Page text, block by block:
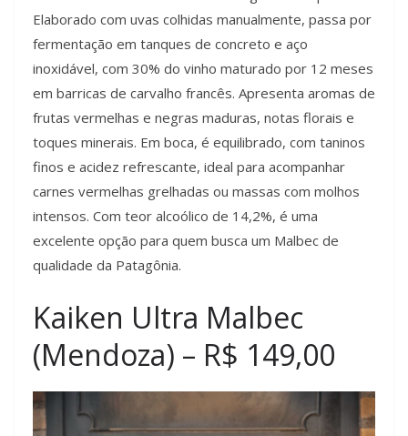
Elaborado com uvas colhidas manualmente, passa por
fermentação em tanques de concreto e aço
inoxidável, com 30% do vinho maturado por 12 meses
em barricas de carvalho francês. Apresenta aromas de
frutas vermelhas e negras maduras, notas florais e
toques minerais. Em boca, é equilibrado, com taninos
finos e acidez refrescante, ideal para acompanhar
carnes vermelhas grelhadas ou massas com molhos
intensos. Com teor alcoólico de 14,2%, é uma
excelente opção para quem busca um Malbec de
qualidade da Patagônia.
Kaiken Ultra Malbec
(Mendoza) – R$ 149,00